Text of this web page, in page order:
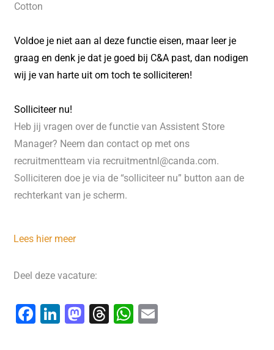
Cotton
Voldoe je niet aan al deze functie eisen, maar leer je
graag en denk je dat je goed bij C&A past, dan nodigen
wij je van harte uit om toch te solliciteren!
Solliciteer nu!
Heb jij vragen over de functie van Assistent Store
Manager? Neem dan contact op met ons
recruitmentteam via recruitmentnl@canda.com.
Solliciteren doe je via de “solliciteer nu” button aan de
rechterkant van je scherm.
Lees hier meer
Deel deze vacature:
F
Li M T
W